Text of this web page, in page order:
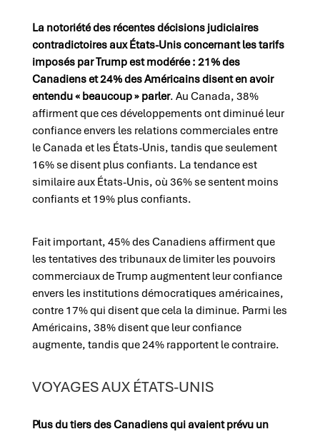
La notoriété des récentes décisions judiciaires
contradictoires aux États-Unis concernant les tarifs
imposés par Trump est modérée : 21% des
Canadiens et 24% des Américains disent en avoir
entendu « beaucoup » parler. Au Canada, 38%
affirment que ces développements ont diminué leur
confiance envers les relations commerciales entre
le Canada et les États-Unis, tandis que seulement
16% se disent plus confiants. La tendance est
similaire aux États-Unis, où 36% se sentent moins
confiants et 19% plus confiants.
Fait important, 45% des Canadiens affirment que
les tentatives des tribunaux de limiter les pouvoirs
commerciaux de Trump augmentent leur confiance
envers les institutions démocratiques américaines,
contre 17% qui disent que cela la diminue. Parmi les
Américains, 38% disent que leur confiance
augmente, tandis que 24% rapportent le contraire.
VOYAGES AUX ÉTATS-UNIS
Plus du tiers des Canadiens qui avaient prévu un